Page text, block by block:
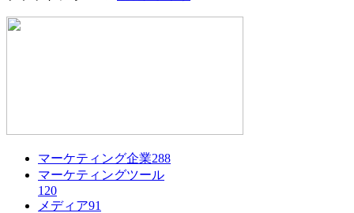
マーケティング企業288
マーケティングツール
120
メディア91